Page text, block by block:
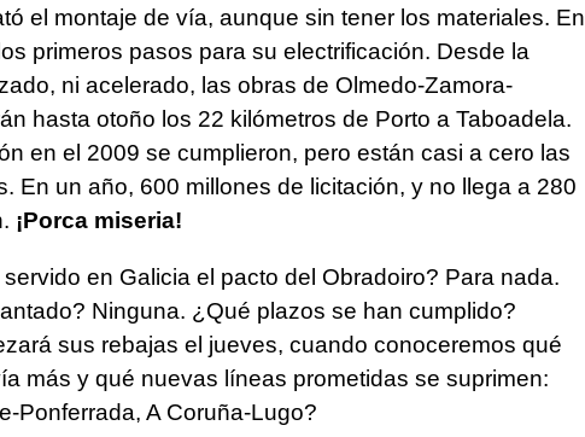
el montaje de vía, aunque sin tener los materiales. En
primeros pasos para su electrificación. Desde la
ni acelerado, las obras de Olmedo-Zamora-
hasta otoño los 22 kilómetros de Porto a Taboadela.
en el 2009 se cumplieron, pero están casi a cero las
En un año, 600 millones de licitación, y no llega a 280
¡Porca miseria!
en Galicia el pacto del Obradoiro? Para nada.
Ninguna. ¿Qué plazos se han cumplido?
sus rebajas el jueves, cuando conoceremos qué
más y qué nuevas líneas prometidas se suprimen:
Ponferrada, A Coruña-Lugo?